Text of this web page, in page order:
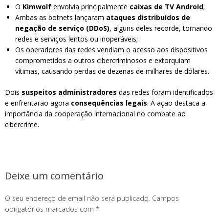
O Kimwolf envolvia principalmente caixas de TV Android;
Ambas as botnets lançaram ataques distribuídos de
negação de serviço (DDoS), alguns deles recorde, tornando
redes e serviços lentos ou inoperáveis;
Os operadores das redes vendiam o acesso aos dispositivos
comprometidos a outros cibercriminosos e extorquiam
vítimas, causando perdas de dezenas de milhares de dólares.
Dois suspeitos administradores das redes foram identificados
e enfrentarão agora consequências legais. A ação destaca a
importância da cooperação internacional no combate ao
cibercrime.
Deixe um comentário
O seu endereço de email não será publicado. Campos
obrigatórios marcados com *